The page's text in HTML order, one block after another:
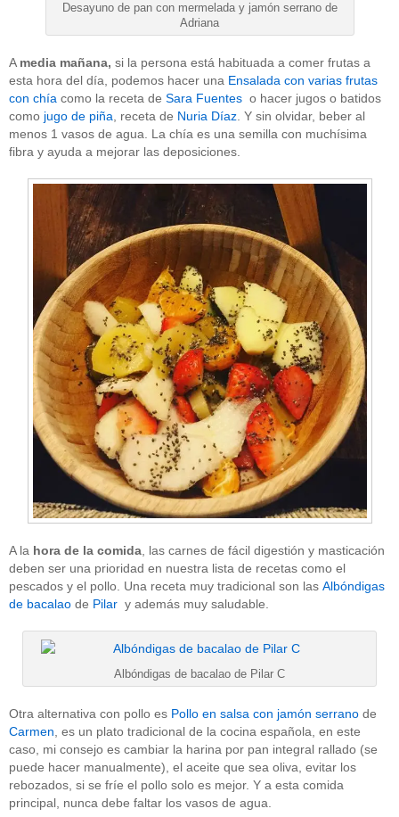
Desayuno de pan con mermelada y jamón serrano de
Adriana
A media mañana, si la persona está habituada a comer frutas a
esta hora del día, podemos hacer una Ensalada con varias frutas
con chía como la receta de Sara Fuentes o hacer jugos o batidos
como jugo de piña , receta de Nuria Díaz . Y sin olvidar, beber al
menos 1 vasos de agua. La chía es una semilla con muchísima
fibra y ayuda a mejorar las deposiciones.
A la hora de la comida , las carnes de fácil digestión y masticación
deben ser una prioridad en nuestra lista de recetas como el
pescados y el pollo. Una receta muy tradicional son las Albóndigas
de bacalao de Pilar y además muy saludable.
Albóndigas de bacalao de Pilar C
Otra alternativa con pollo es Pollo en salsa con jamón serrano de
Carmen , es un plato tradicional de la cocina española, en este
caso, mi consejo es cambiar la harina por pan integral rallado (se
puede hacer manualmente), el aceite que sea oliva, evitar los
rebozados, si se fríe el pollo solo es mejor. Y a esta comida
principal, nunca debe faltar los vasos de agua.